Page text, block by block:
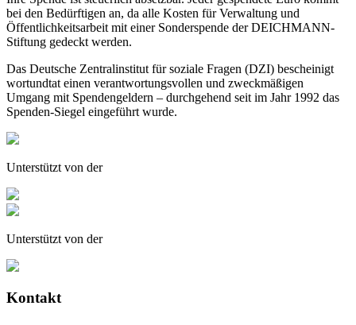
bei den Bedürftigen an, da alle Kosten für Verwaltung und
Öffentlichkeitsarbeit mit einer Sonderspende der DEICHMANN-
Stiftung gedeckt werden.
Das Deutsche Zentralinstitut für soziale Fragen (DZI) bescheinigt
wortundtat einen verantwortungsvollen und zweckmäßigen
Umgang mit Spendengeldern – durchgehend seit im Jahr 1992 das
Spenden-Siegel eingeführt wurde.
Unterstützt von der
Unterstützt von der
Kontakt